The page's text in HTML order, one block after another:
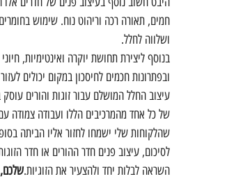
חמים, תאורה רכה וריהוט נוח. שימוש
ושלווה לחלל.
בנוסף ליצירת תחושת יוקרה ואינטימיות,
ובפתרונות חכמים לחיסכון במקום יכולים
עיצוב החלל המושלם עבור זוגות והורים עוסק
של כל אחד מהמרכיבים הללו ועבודה צמודה
שהלקוחות שלי ישמחו לחזור אליו הביתה
לסיכום, עיצוב פנים חדר ההורים או חדר
השראה לבלות יחד ולהצעיר את הזוגיות.שלכם,